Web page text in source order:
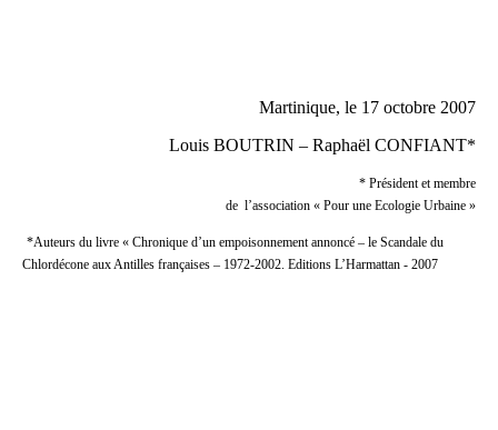
Martinique, le 17 octobre 2007
Louis BOUTRIN – Raphaël CONFIANT*
* Président et membre
de l’association « Pour une Ecologie Urbaine »
*Auteurs du livre « Chronique d’un empoisonnement annoncé – le Scandale du
Chlordécone aux Antilles françaises – 1972-2002. Editions L’Harmattan - 2007